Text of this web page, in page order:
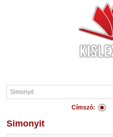
Címszó:
Simonyit